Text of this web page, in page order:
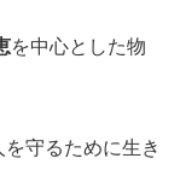
を中心とした物
守るために生き